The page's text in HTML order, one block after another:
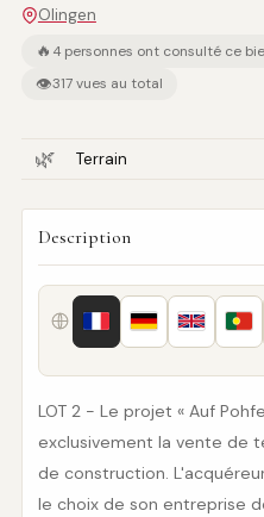
Olingen
🔥 4 personnes ont consulté ce
👁317 vues au total
🌿 Terrain
Description
LOT 2 - Le projet « Auf
exclusivement la vente de
de construction.
le choix de son entreprise